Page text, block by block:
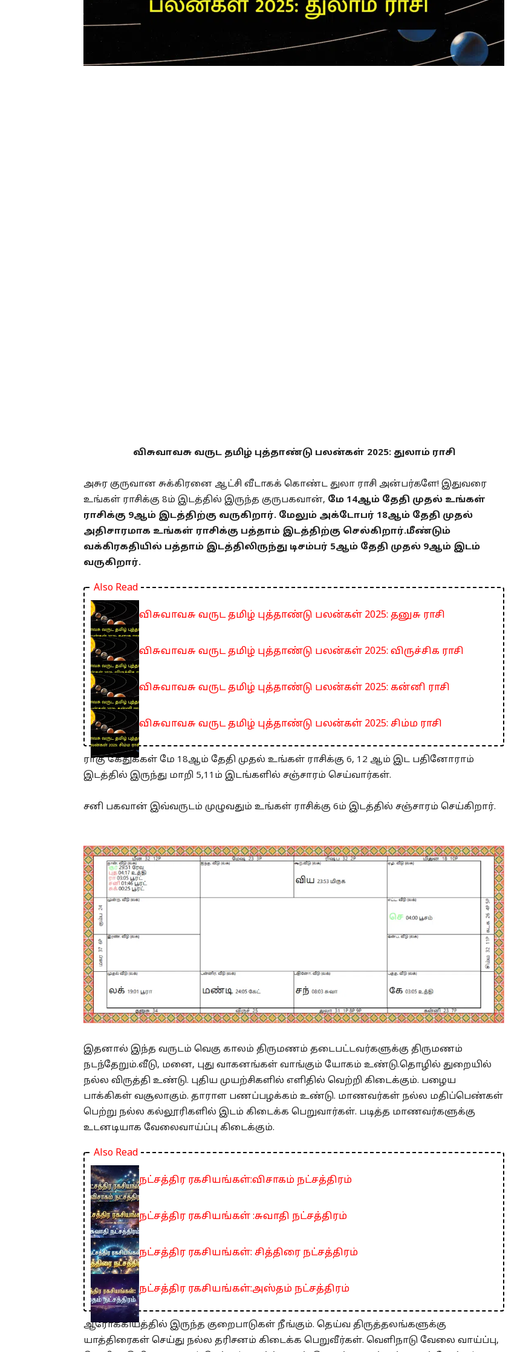
விசுவாவசு வருட தமிழ் புத்தாண்டு பலன்கள் 2025: துலாம் ராசி
அசுர குருவான சுக்கிரனை ஆட்சி வீடாகக் கொண்ட துலா ராசி அன்பர்களே! இதுவரை
உங்கள் ராசிக்கு 8ம் இடத்தில் இருந்த குருபகவான், மே 14ஆம் தேதி முதல் உங்கள்
ராசிக்கு 9ஆம் இடத்திற்கு வருகிறார். மேலும் அக்டோபர் 18ஆம் தேதி முதல்
அதிசாரமாக உங்கள் ராசிக்கு பத்தாம் இடத்திற்கு செல்கிறார்.மீண்டும்
வக்கிரகதியில் பத்தாம் இடத்திலிருந்து டிசம்பர் 5ஆம் தேதி முதல் 9ஆம் இடம்
வருகிறார்.
Also Read
விசுவாவசு வருட தமிழ் புத்தாண்டு பலன்கள் 2025: தனுசு ராசி
விசுவாவசு வருட தமிழ் புத்தாண்டு பலன்கள் 2025: விருச்சிக ராசி
விசுவாவசு வருட தமிழ் புத்தாண்டு பலன்கள் 2025: கன்னி ராசி
விசுவாவசு வருட தமிழ் புத்தாண்டு பலன்கள் 2025: சிம்ம ராசி
ராகு கேதுக்கள் மே 18ஆம் தேதி முதல் உங்கள் ராசிக்கு 6, 12 ஆம் இட பதினோராம்
இடத்தில் இருந்து மாறி 5,11ம் இடங்களில் சஞ்சாரம் செய்வார்கள்.
சனி பகவான் இவ்வருடம் முழுவதும் உங்கள் ராசிக்கு 6ம் இடத்தில் சஞ்சாரம் செய்கிறார்.
இதனால் இந்த வருடம் வெகு காலம் திருமணம் தடைபட்டவர்களுக்கு திருமணம்
நடந்தேறும்.வீடு, மனை, புது வாகனங்கள் வாங்கும் யோகம் உண்டு.தொழில் துறையில்
நல்ல விருத்தி உண்டு. புதிய முயற்சிகளில் எளிதில் வெற்றி கிடைக்கும். பழைய
பாக்கிகள் வசூலாகும். தாராள பணப்பழக்கம் உண்டு. மாணவர்கள் நல்ல மதிப்பெண்கள்
பெற்று நல்ல கல்லூரிகளில் இடம் கிடைக்க பெறுவார்கள். படித்த மாணவர்களுக்கு
உடனடியாக வேலைவாய்ப்பு கிடைக்கும்.
Also Read
நட்சத்திர ரகசியங்கள்:விசாகம் நட்சத்திரம்
நட்சத்திர ரகசியங்கள் :சுவாதி நட்சத்திரம்
நட்சத்திர ரகசியங்கள்: சித்திரை நட்சத்திரம்
நட்சத்திர ரகசியங்கள்:அஸ்தம் நட்சத்திரம்
ஆரோக்கியத்தில் இருந்த குறைபாடுகள் நீங்கும். தெய்வ திருத்தலங்களுக்கு
யாத்திரைகள் செய்து நல்ல தரிசனம் கிடைக்க பெறுவீர்கள். வெளிநாடு வேலை வாய்ப்பு,